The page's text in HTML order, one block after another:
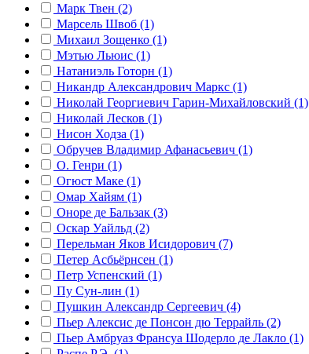
Марк Твен (2)
Марсель Швоб (1)
Михаил Зощенко (1)
Мэтью Льюис (1)
Натаниэль Готорн (1)
Никандр Александрович Маркс (1)
Николай Георгиевич Гарин-Михайловский (1)
Николай Лесков (1)
Нисон Ходза (1)
Обручев Владимир Афанасьевич (1)
О. Генри (1)
Огюст Маке (1)
Омар Хайям (1)
Оноре де Бальзак (3)
Оскар Уайльд (2)
Перельман Яков Исидорович (7)
Петер Асбьёрнсен (1)
Петр Успенский (1)
Пу Сун-лин (1)
Пушкин Александр Сергеевич (4)
Пьер Алексис де Понсон дю Террайль (2)
Пьер Амбруаз Франсуа Шодерло де Лакло (1)